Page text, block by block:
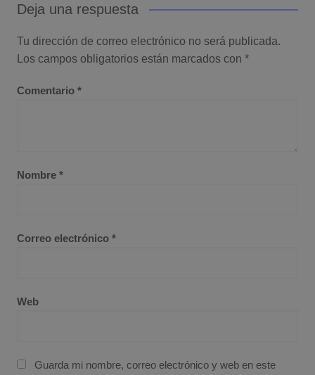
Deja una respuesta
Tu dirección de correo electrónico no será publicada.
Los campos obligatorios están marcados con *
Comentario *
Nombre *
Correo electrónico *
Web
Guarda mi nombre, correo electrónico y web en este